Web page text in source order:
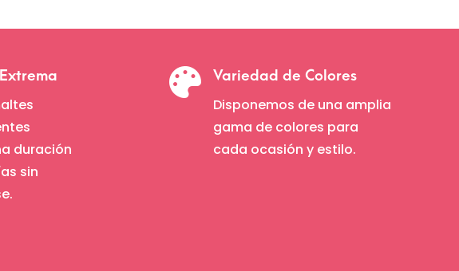
duración
sin
 Variedad de Colores
Disponemos de una amplia
gama de colores para
cada ocasión y estilo.